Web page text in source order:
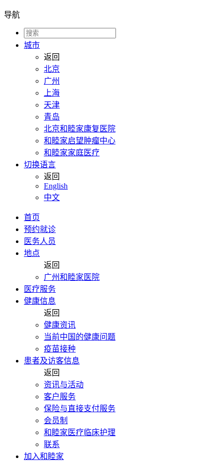
导航
城市
返回
北京
广州
上海
天津
青岛
北京和睦家康复医院
和睦家启望肿瘤中心
和睦家家庭医疗
切换语言
返回
English
中文
首页
预约就诊
医务人员
地点
返回
广州和睦家医院
医疗服务
健康信息
返回
健康资讯
当前中国的健康问题
疫苗接种
患者及访客信息
返回
资讯与活动
客户服务
保险与直接支付服务
会员制
和睦家医疗临床护理
联系
加入和睦家